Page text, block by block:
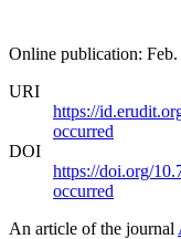
Online publication: Feb.
URI
https://
occurred
DOI
https://doi.org/
occurred
An article of the journal